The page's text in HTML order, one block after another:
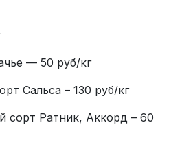
— 50 руб/кг
Сальса – 130 руб/кг
сорт Ратник, Аккорд – 60